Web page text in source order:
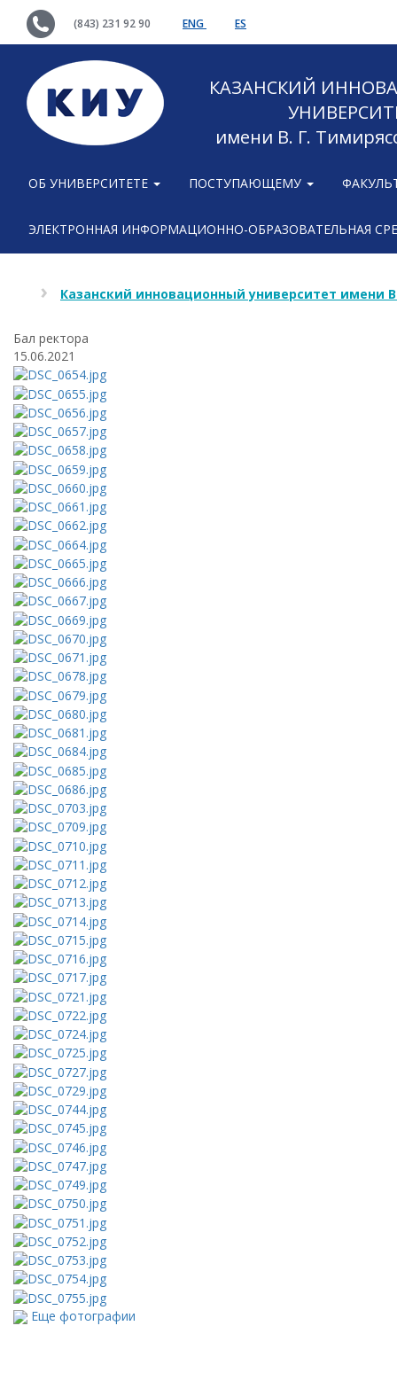
(843) 231 92 90 ENG ES
КАЗАНСКИЙ
имени В. Г.
ОБ УНИВЕРСИТЕТЕ ПОСТУПАЮЩЕМУ
ЭЛЕКТРОННАЯ ИНФОРМАЦИОННО-ОБРАЗОВАТЕЛЬНАЯ
Казанский инновационный университет имени
Бал ректора
15.06.2021
Еще фотографии